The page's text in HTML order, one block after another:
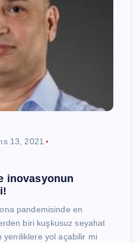
13, 2021
inovasyonun
pandemisinde en
biri kuşkusuz seyahat
yeniliklere yol açabilir mi